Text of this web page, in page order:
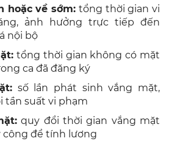
hoặc về sớm: tổng thời gian vi
ảnh hưởng trực tiếp đến
nội bộ
tổng thời gian không có mặt
ca đã đăng ký
số lần phát sinh vắng mặt,
tần suất vi phạm
quy đổi thời gian vắng mặt
công để tính lương